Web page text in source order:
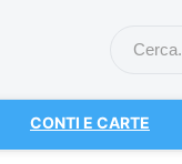
CONTI E CARTE